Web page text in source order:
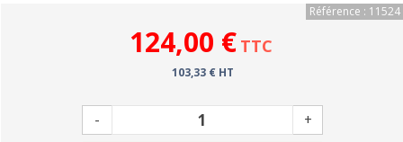
Référence : 11524
124,00 € TTC
103,33 € HT
- +